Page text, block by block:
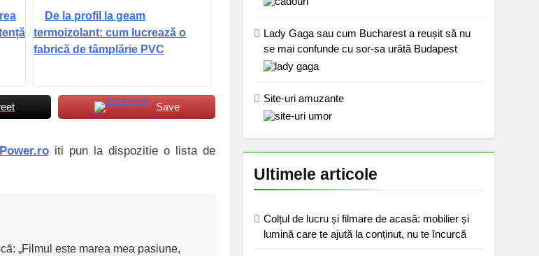
De la profil la geam
termoizolant: cum lucrează o
fabrică de tâmplărie PVC
Save
iti pun la dispozitie o lista de
„Filmul este marea mea pasiune,
Lady Gaga sau cum Bucharest a reușit să nu
se mai confunde cu sor-sa urâtă Budapest
Site-uri amuzante
Ultimele articole
Colțul de lucru și filmare de acasă: mobilier și
lumină care te ajută la conținut, nu te încurcă